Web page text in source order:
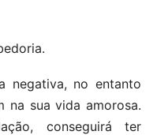
negativa, no entanto
na sua vida amorosa.
conseguirá ter